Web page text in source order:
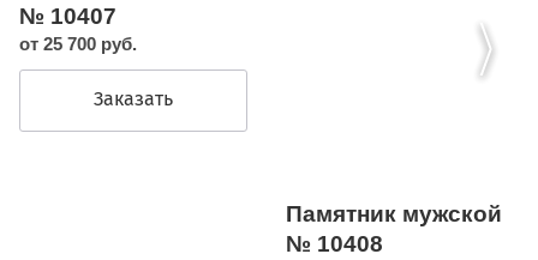
№ 10407
от 25 700 руб.
Заказать
Памятник мужской
№ 10408